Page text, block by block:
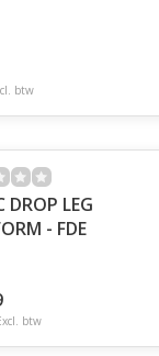
btw
DROP LEG
- FDE
btw